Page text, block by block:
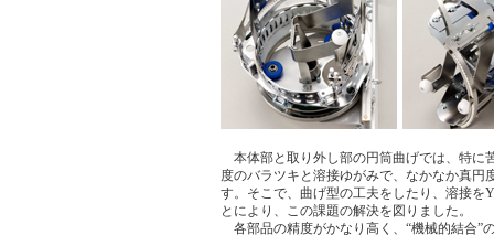
本体部と取り外し部の円筒曲げでは、特に
度のバラツキと溶接ゆがみで、なかなか真円
す。そこで、曲げ型の工夫をしたり、溶接を
とにより、この課題の解決を図りました。
各部品の精度がかなり高く、“機械的結合”